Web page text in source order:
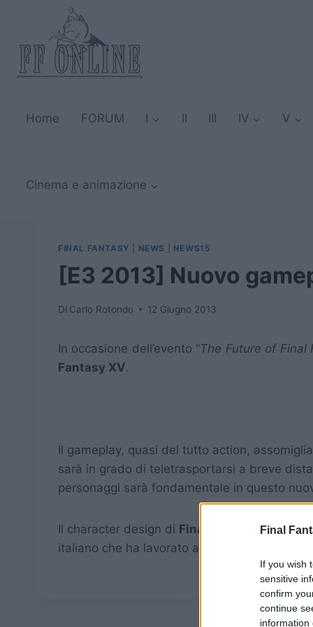
Final
If you wish
sensitive
confirm
continue
information
contenuto
Home FORUM I II III IV V
Cinema e animazione
FINAL FANTASY NEWS NEWS15
[E3 2013] Nuovo
Di Carlo Rotondo 12 Giugno 2013
In occasione dell’evento “The Future of Final
Fantasy XV.
Il gameplay, quasi del tutto action,
sarà in grado di teletrasportarsi a breve
personaggi sarà fondamentale in questo
Il character design di Final Fantasy XV. non
italiano che ha lavorato a Nina Death by